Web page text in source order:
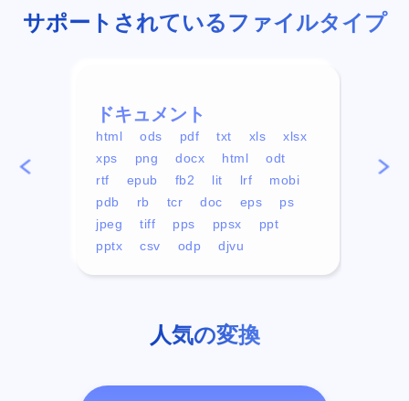
サポートされているファイルタイプ
ドキュメント
html ods pdf txt xls
xlsx
xps
png docx html
odt
rtf
epub fb2 lit lrf
mobi
pdb
rb tcr doc eps
ps
jpeg
tiff pps ppsx
ppt
pptx
csv odp djvu
mp4
人気の変換